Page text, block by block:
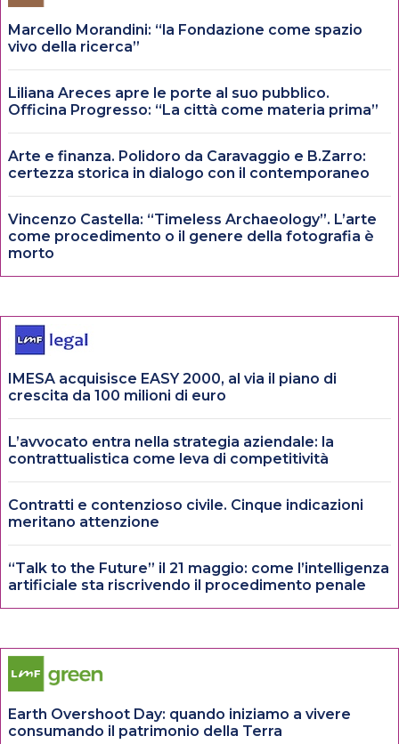
Marcello Morandini: “la Fondazione come spazio
vivo della ricerca”
Liliana Areces apre le porte al suo pubblico.
Officina Progresso: “La città come materia prima”
Arte e finanza. Polidoro da Caravaggio e B.Zarro:
certezza storica in dialogo con il contemporaneo
Vincenzo Castella: “Timeless Archaeology”. L’arte
come procedimento o il genere della fotografia è
morto
IMESA acquisisce EASY 2000, al via il piano di
crescita da 100 milioni di euro
L’avvocato entra nella strategia aziendale: la
contrattualistica come leva di competitività
Contratti e contenzioso civile. Cinque indicazioni
meritano attenzione
“Talk to the Future” il 21 maggio: come l’intelligenza
artificiale sta riscrivendo il procedimento penale
Earth Overshoot Day: quando iniziamo a vivere
consumando il patrimonio della Terra